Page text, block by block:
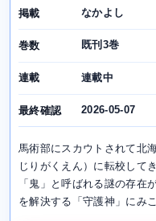
掲載 なかよし
巻数 既刊3巻
連載 連載中
最終確認 2026-05-07
馬術部にスカウトされて北
じりがくえん）に転校して
「鬼」と呼ばれる謎の存在
を解決する「守護神」にみ